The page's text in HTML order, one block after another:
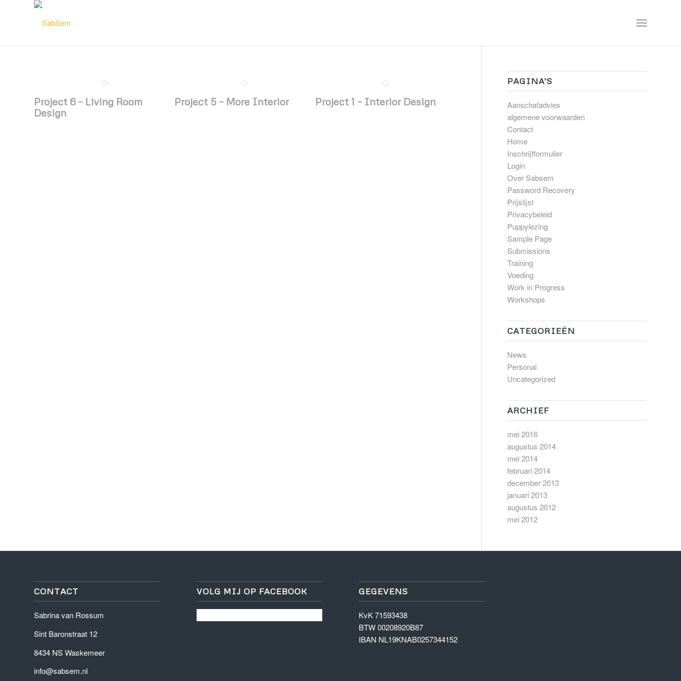
Project 6 – Living Room
Design
Project 5 – More Interior Project 1 – Interior Design
PAGINA’S
Aanschafadvies
algemene voorwaarden
Contact
Home
Inschrijfformulier
Login
Over Sabsem
Password Recovery
Prijslijst
Privacybeleid
Puppylezing
Sample Page
Submissions
Training
Voeding
Work in Progress
Workshops
CATEGORIEËN
News
Personal
Uncategorized
ARCHIEF
mei 2016
augustus 2014
mei 2014
februari 2014
december 2013
januari 2013
augustus 2012
mei 2012
CONTACT
Sabrina van Rossum
Sint Baronstraat 12
8434 NS Waskemeer
info@sabsem.nl
VOLG MIJ OP FACEBOOK GEGEVENS
KvK 71593438
BTW 00208920B87
IBAN NL19KNAB0257344152